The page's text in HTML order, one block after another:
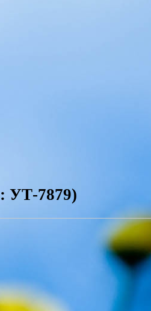
УТ-7879)